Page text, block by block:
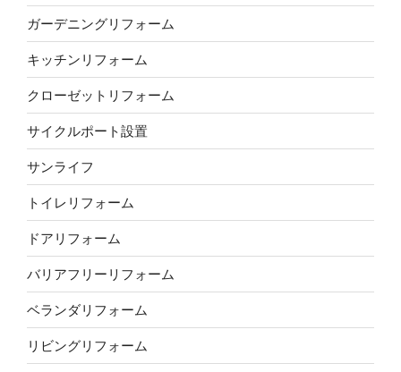
ガーデニングリフォーム
キッチンリフォーム
クローゼットリフォーム
サイクルポート設置
サンライフ
トイレリフォーム
ドアリフォーム
バリアフリーリフォーム
ベランダリフォーム
リビングリフォーム